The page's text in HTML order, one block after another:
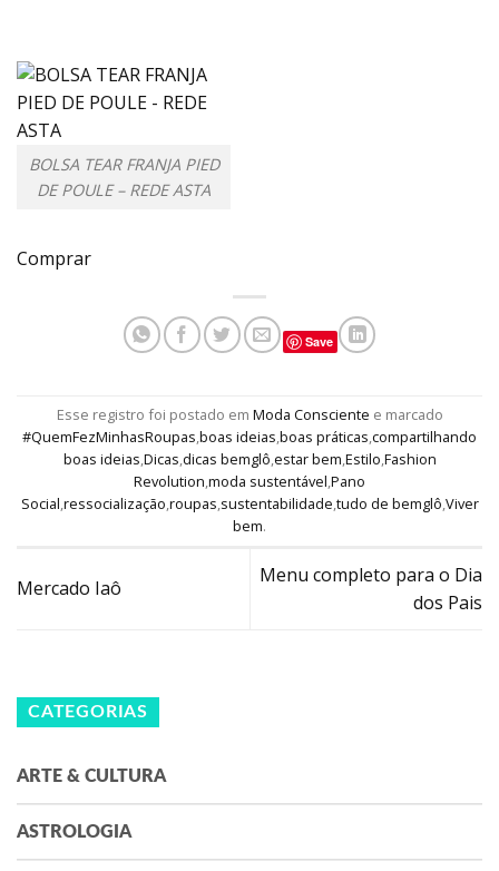
BOLSA TEAR FRANJA PIED
DE POULE – REDE ASTA
Comprar
Save
Esse registro foi postado em Moda Consciente e marcado
#QuemFezMinhasRoupas,boas ideias,boas práticas,compartilhando
boas ideias,Dicas,dicas bemglô,estar bem,Estilo,Fashion
Revolution,moda sustentável,Pano
Social,ressocialização,roupas,sustentabilidade,tudo de bemglô,Viver
bem.
Mercado Iaô
Menu completo para o Dia
dos Pais
CATEGORIAS
ARTE & CULTURA
ASTROLOGIA